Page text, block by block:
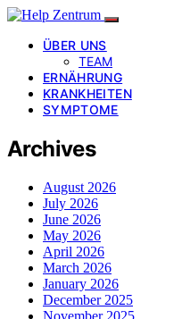
ÜBER UNS
TEAM
ERNÄHRUNG
KRANKHEITEN
SYMPTOME
Archives
August 2026
July 2026
June 2026
May 2026
April 2026
March 2026
January 2026
December 2025
November 2025